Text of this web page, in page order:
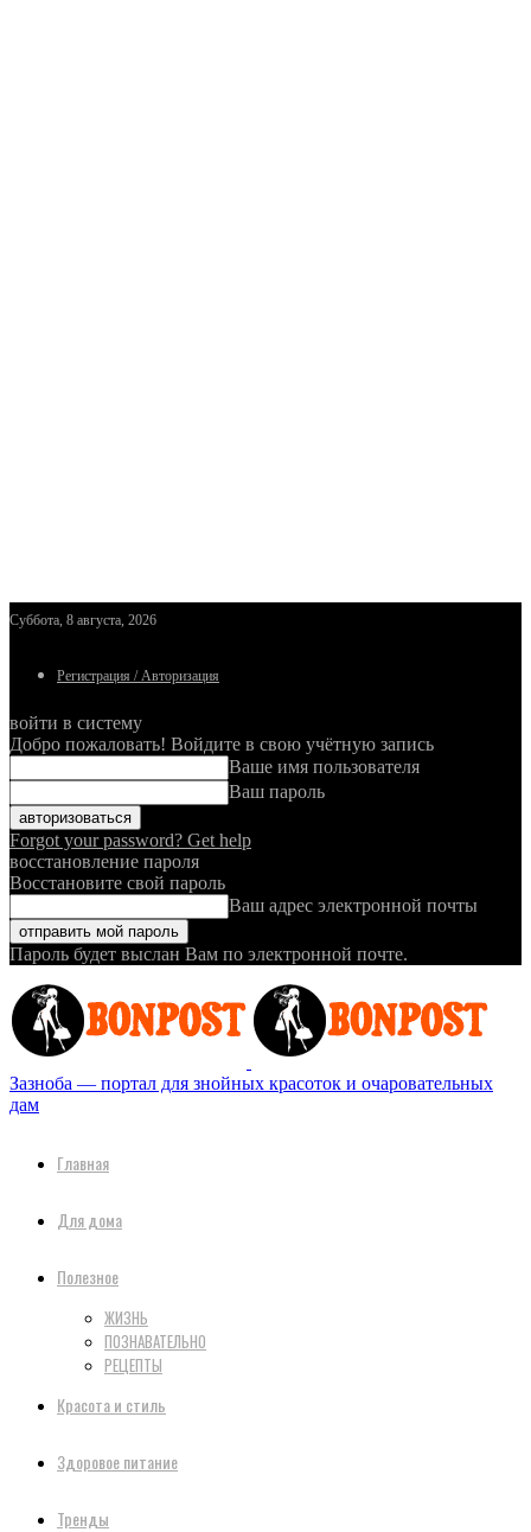
Суббота, 8 августа, 2026
Регистрация / Авторизация
войти в систему
Добро пожаловать! Войдите в свою учётную запись
Ваше имя пользователя
Ваш пароль
Forgot your password? Get help
восстановление пароля
Восстановите свой пароль
Ваш адрес электронной почты
Пароль будет выслан Вам по электронной почте.
Зазноба — портал для знойных красоток и очаровательных
дам
Главная
Для дома
Полезное
ЖИЗНЬ
ПОЗНАВАТЕЛЬНО
РЕЦЕПТЫ
Красота и стиль
Здоровое питание
Тренды